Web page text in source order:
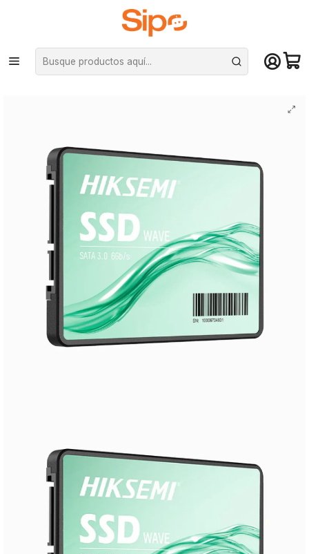
¡Compra hasta mediodía y recibe hoy! De lunes a sábado en el gran
Santiago. Envío gratis desde $29.990
Componentes PC Unidad de Estado Sólido (SSD)
Unidad SSD Hiksemi Wave(s) 2048G 2.5″ SATA III 3D NAND 550MB/s